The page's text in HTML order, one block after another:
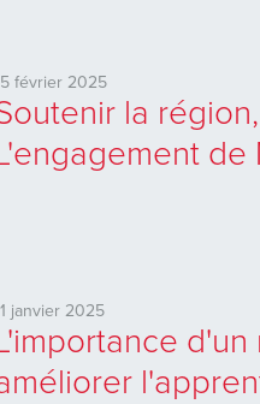
février 2025
la
de
janvier 2025